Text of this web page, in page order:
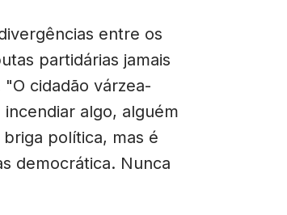
entre os
partidárias jamais
cidadão várzea-
algo, alguém
política, mas é
democrática. Nunca